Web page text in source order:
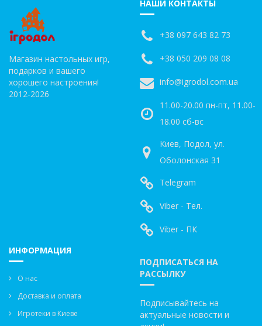
Магазин настольных игр,
подарков и вашего
хорошего настроения!
2012-2026
НАШИ КОНТАКТЫ
+38 097 643 82 73
+38 050 209 08 08
info@igrodol.com.ua
11.00-20.00 пн-пт, 11.00-
18.00 сб-вс
Киев, Подол, ул.
Оболонская 31
Telegram
Viber - Тел.
Viber - ПК
ИНФОРМАЦИЯ
О нас
Доставка и оплата
Игротеки в Киеве
ПОДПИСАТЬСЯ НА
РАССЫЛКУ
Подписывайтесь на
актуальные новости и